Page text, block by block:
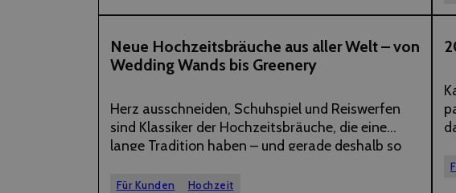
01
MAI
Neue Hochzeitsbräuche aus aller Welt – von
Wedding Wands bis Greenery
Herz ausschneiden, Schuhspiel und Reiswerfen
sind Klassiker der Hochzeitsbräuche, die eine
lange Tradition haben – und gerade deshalb so
anderen Art werden auf Hochzeiten immer
Für Kunden Hochzeit